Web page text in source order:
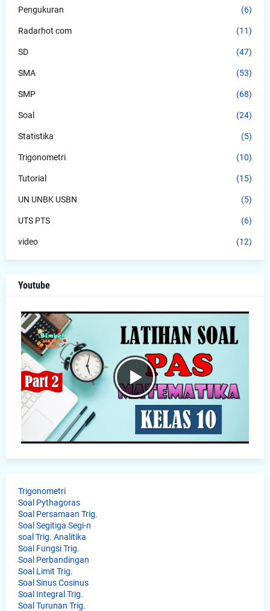
Pengukuran (6)
Radarhot com (11)
SD (47)
SMA (53)
SMP (68)
Soal (24)
Statistika (5)
Trigonometri (10)
Tutorial (15)
UN UNBK USBN (5)
UTS PTS (6)
video (12)
Youtube
Trigonometri
Soal Pythagoras
Soal Persamaan Trig.
Soal Segitiga Segi-n
soal Trig. Analitika
Soal Fungsi Trig.
Soal Perbandingan
Soal Limit Trig.
Soal Sinus Cosinus
Soal Integral Trig.
Soal Turunan Trig.